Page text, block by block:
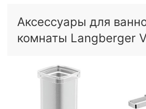
Аксессуары для
комнаты Langberger